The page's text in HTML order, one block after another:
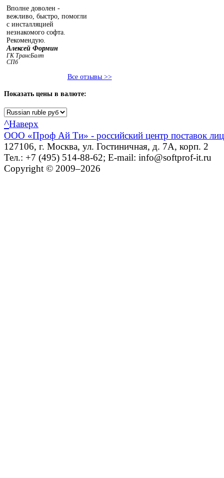
Вполне доволен -
вежливо, быстро, помогли
с инсталляцией
незнакомого софта.
Рекомендую.
Алексей Формин
ГК ТрансБалт
СПб
Все отзывы >>
Показать цены в валюте:
^Наверх
ООО «Проф Ай Ти» - российский центр поставок
127106, г. Москва, ул. Гостиничная, д. 7А, корп. 2
Тел.: +7 (495) 514-88-62; E-mail: info@softprof-it.ru
Copyright © 2009–2026